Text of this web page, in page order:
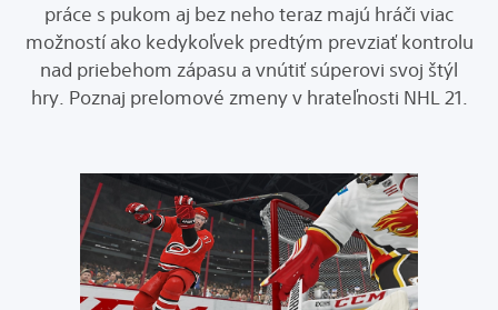
práce s pukom aj bez neho teraz majú hráči viac
možností ako kedykoľvek predtým prevziať kontrolu
nad priebehom zápasu a vnútiť súperovi svoj štýl
hry. Poznaj prelomové zmeny v hrateľnosti NHL 21.